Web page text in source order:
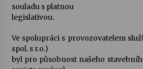
Za kulturou kousek za
13. 7. 2026
souladu s platnou
legislativou.
Ve spolupráci s provozovatelem
spol. s r.o.)
byl pro působnost našeho